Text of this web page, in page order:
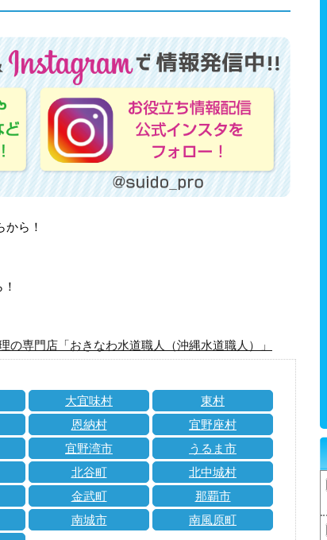
ら！
専門店「おきなわ水道職人（沖縄水道職人）」
大宜味村
東村
恩納村
宜野座村
宜野湾市
うるま市
北谷町
北中城村
金武町
那覇市
南城市
南風原町